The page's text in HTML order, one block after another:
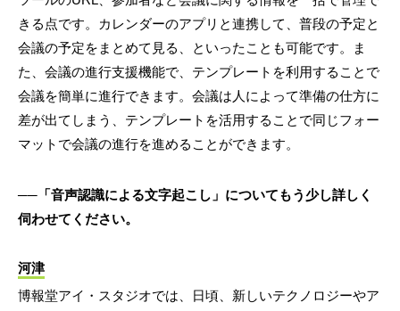
きる点です。カレンダーのアプリと連携して、普段の予定と
会議の予定をまとめて見る、といったことも可能です。ま
た、会議の進行支援機能で、テンプレートを利用することで
会議を簡単に進行できます。会議は人によって準備の仕方に
差が出てしまう、テンプレートを活用することで同じフォー
マットで会議の進行を進めることができます。
──「音声認識による文字起こし」についてもう少し詳しく
伺わせてください。
河津
博報堂アイ・スタジオでは、日頃、新しいテクノロジーやア